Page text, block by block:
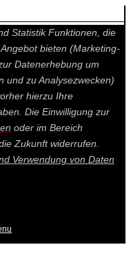
Cookies gesetzt.
Statistik Funktionen, die
bieten (Marketing-
Datenerhebung um
und zu Analysezwecken)
hierzu Ihre
Die Einwilligung zur
oder im Bereich
Zukunft widerrufen.
Verwendung von Daten